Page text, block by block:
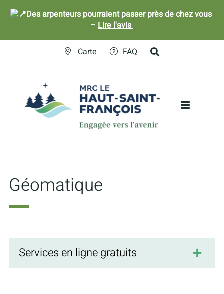
Des arpenteurs pourraient passer près de chez vous
– Lire l'avis
Carte FAQ
Géomatique
Services en ligne gratuits